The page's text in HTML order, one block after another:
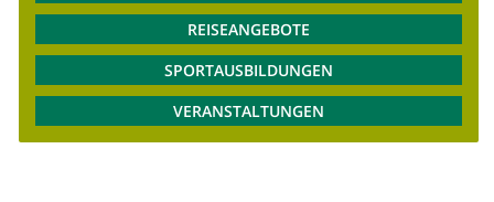
REISEANGEBOTE
SPORTAUSBILDUNGEN
VERANSTALTUNGEN